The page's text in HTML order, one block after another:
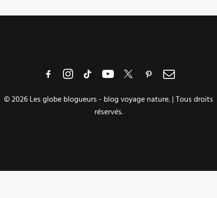
© 2026 Les globe blogueurs - blog voyage nature. | Tous droits
réservés.